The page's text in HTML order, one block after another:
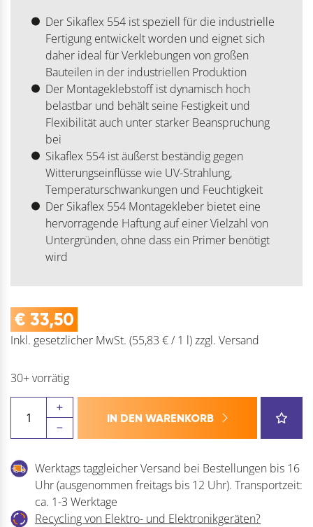
Der Sikaflex 554 ist speziell für die industrielle
Fertigung entwickelt worden und eignet sich
daher ideal für Verklebungen von großen
Bauteilen in der industriellen Produktion
Der Montageklebstoff ist dynamisch hoch
belastbar und behält seine Festigkeit und
Flexibilität auch unter starker Beanspruchung
bei
Sikaflex 554 ist äußerst beständig gegen
Witterungseinflüsse wie UV-Strahlung,
Temperaturschwankungen und Feuchtigkeit
Der Sikaflex 554 Montagekleber bietet eine
hervorragende Haftung auf einer Vielzahl von
Untergründen, ohne dass ein Primer benötigt
wird
€ 33,50
Inkl. gesetzlicher MwSt. (55,83 € / 1 l)zzgl. Versand
30+ vorrätig
STP-
Montageklebstoff
554
Menge
IN DEN WARENKORB
Werktags taggleicher Versand bei Bestellungen bis 16
Uhr (ausgenommen freitags bis 12 Uhr). Transportzeit:
ca. 1-3 Werktage
Recycling von Elektro- und Elektronikgeräten?